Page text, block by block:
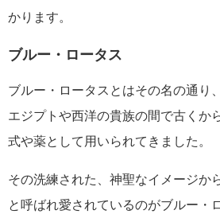
かります。
ブルー・ロータス
ブルー・ロータスとはその名の通り
エジプトや西洋の貴族の間で古くか
式や薬として用いられてきました。
その洗練された、神聖なイメージか
と呼ばれ愛されているのがブルー・